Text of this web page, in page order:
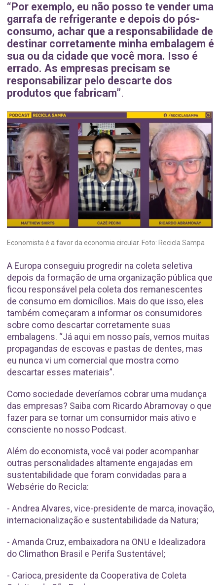
“Por exemplo, eu não posso te vender uma
garrafa de refrigerante e depois do pós-
consumo, achar que a responsabilidade de
destinar corretamente minha embalagem é
sua ou da cidade que você mora. Isso é
errado. As empresas precisam se
responsabilizar pelo descarte dos
produtos que fabricam”.
Economista é a favor da economia circular. Foto: Recicla Sampa
A Europa conseguiu progredir na coleta seletiva
depois da formação de uma organização pública que
ficou responsável pela coleta dos remanescentes
de consumo em domicílios. Mais do que isso, eles
também começaram a informar os consumidores
sobre como descartar corretamente suas
embalagens. “Já aqui em nosso país, vemos muitas
propagandas de escovas e pastas de dentes, mas
eu nunca vi um comercial que mostra como
descartar esses materiais”.
Como sociedade deveríamos cobrar uma mudança
das empresas? Saiba com Ricardo Abramovay o que
fazer para se tornar um consumidor mais ativo e
consciente no nosso Podcast.
Além do economista, você vai poder acompanhar
outras personalidades altamente engajadas em
sustentabilidade que foram convidadas para a
Websérie do Recicla:
- Andrea Alvares, vice-presidente de marca, inovação,
internacionalização e sustentabilidade da Natura;
- Amanda Cruz, embaixadora na ONU e Idealizadora
do Climathon Brasil e Perifa Sustentável;
- Carioca, presidente da Cooperativa de Coleta